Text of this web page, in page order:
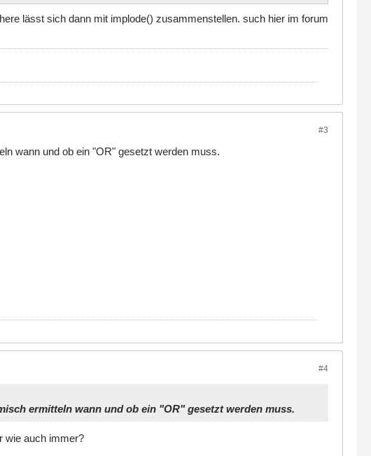
lässt sich dann mit implode() zusammenstellen. such hier im forum
#3
wann und ob ein "OR" gesetzt werden muss.
#4
ermitteln wann und ob ein "OR" gesetzt werden muss.
wie auch immer?